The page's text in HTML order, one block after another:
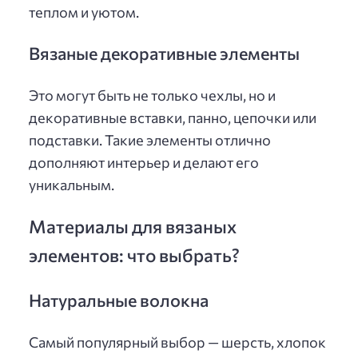
теплом и уютом.
Вязаные декоративные элементы
Это могут быть не только чехлы, но и
декоративные вставки, панно, цепочки или
подставки. Такие элементы отлично
дополняют интерьер и делают его
уникальным.
Материалы для вязаных
элементов: что выбрать?
Натуральные волокна
Самый популярный выбор — шерсть, хлопок